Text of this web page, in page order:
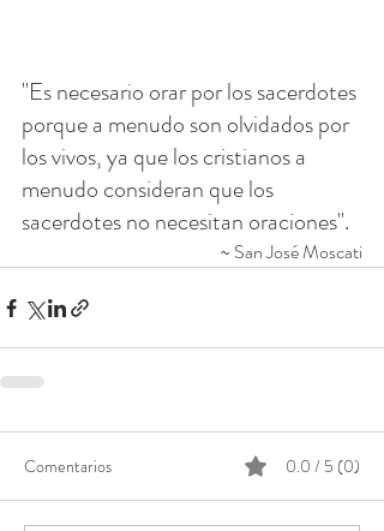
"Es necesario orar por los sacerdotes
porque a menudo son olvidados por
los vivos, ya que los cristianos a
menudo consideran que los
sacerdotes no necesitan oraciones".
~ San José Moscati
Comentarios 0.0 / 5 (0)